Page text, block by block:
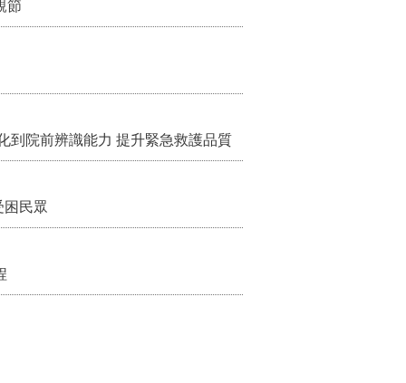
節
到院前辨識能力 提升緊急救護品質
民眾